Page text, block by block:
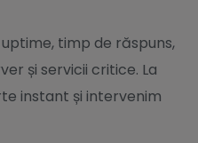
timp de răspuns,
și servicii critice. La
instant și intervenim